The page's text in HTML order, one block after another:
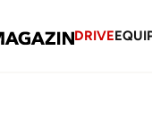
DRIVE